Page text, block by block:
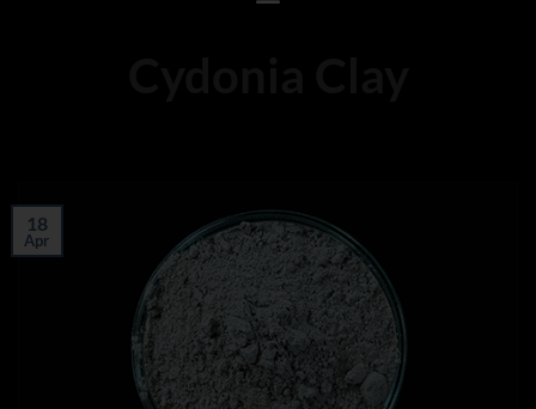
18
Apr